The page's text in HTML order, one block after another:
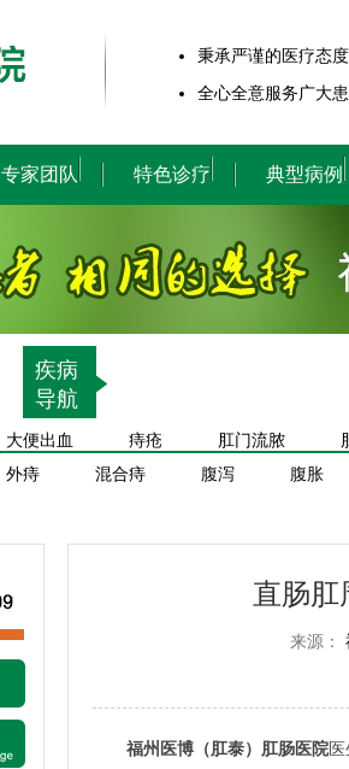
秉承严谨的医疗态度
全心全意服务广大
专家团队 特色诊疗 典型病例
疾病
导航
大便出血 痔疮 肛门流脓
外痔 混合痔 腹泻 腹胀
直肠肛
来源：
福州医博（肛泰）肛肠医院